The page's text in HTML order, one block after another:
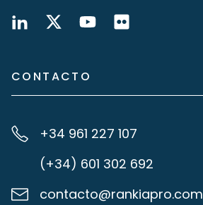
CONTACTO
+34 961 227 107
(+34) 601 302 692
contacto@rankiapro.com